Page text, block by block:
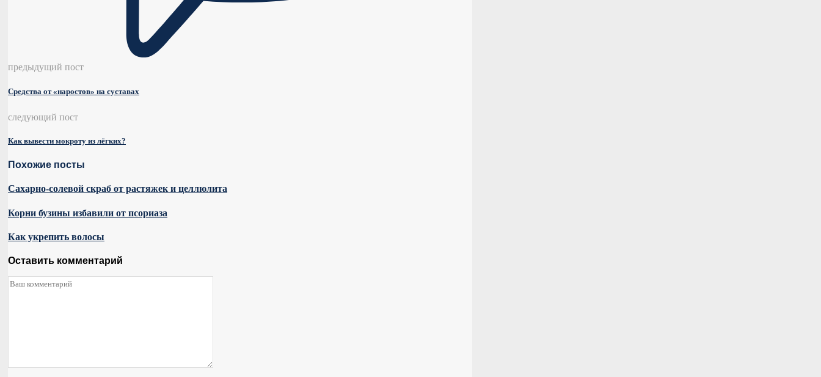
предыдущий пост
Средства от «наростов» на суставах
следующий пост
Как вывести мокроту из лёгких?
Похожие посты
Сахарно-солевой скраб от растяжек и целлюлита
Корни бузины избавили от псориаза
Как укрепить волосы
Оставить комментарий